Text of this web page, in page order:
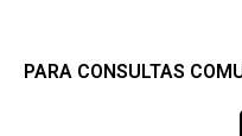
PARA CONSULTAS